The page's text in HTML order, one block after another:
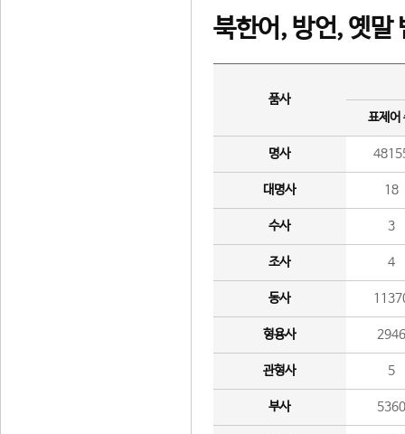
북한어, 방언, 옛말
품사
표제어
명사
대명사 18
수사 3
조사 4
동사
형용사 2946
관형사 5
부사 5360